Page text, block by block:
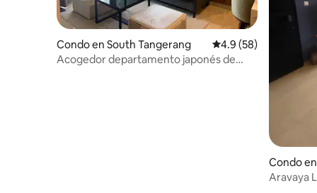
Condo en South Tangerang Calificación
4.9 (58)
Acogedor departamento japonés de
Condo
Aravaya